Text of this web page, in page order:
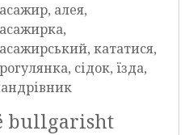
алея,
кататися,
сідок, їзда,
bullgarisht